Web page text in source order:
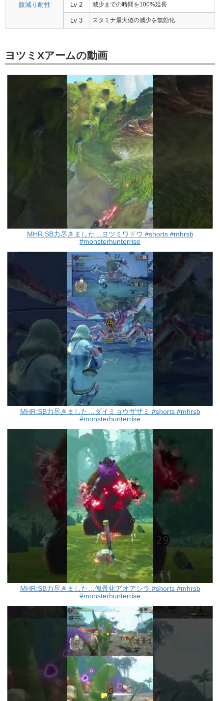
腹減り耐性 Lv 2 減少までの時間を100%延長
Lv 3 スタミナ最大値の減少を無効化
ヨツミXアームの動画
MHR:SB力尽きました…ヨツミワドウ #shorts #mhrsb
#monsterhunterrise
MHR:SB力尽きました…ダイミョウザザミ #shorts #mhrsb
#monsterhunterrise
MHR:SB力尽きました…傀異化アオアシラ #shorts #mhrsb
#monsterhunterrise